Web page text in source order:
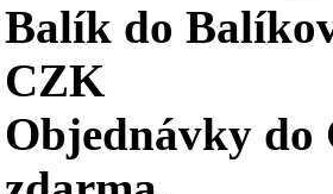
Balík do
CZK
Objednávky do